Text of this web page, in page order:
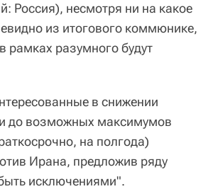
Россия), несмотря ни на какое
из итогового коммюнике,
рамках разумного будут
в снижении
до возможных максимумов
на полгода)
Ирана, предложив ряду
исключениями".